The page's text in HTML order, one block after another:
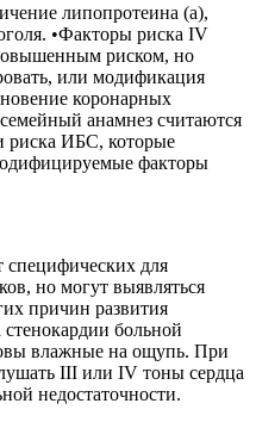
липопротеина (а),
•Факторы риска IV
риском, но
или модификация
коронарных
анамнез считаются
ИБС, которые
факторы
специфических для
но могут выявляться
причин развития
больной
влажные на ощупь. При
III или IV тоны сердца
недостаточности.